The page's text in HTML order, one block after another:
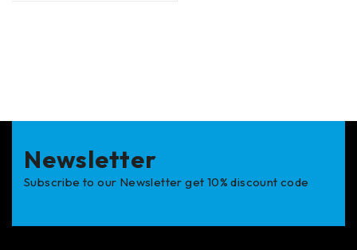
Newsletter
Subscribe to our Newsletter get 10% discount code